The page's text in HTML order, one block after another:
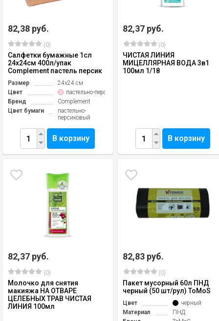
82,38 руб.
(0)
Салфетки бумажные 1сл
24х24см 400л/упак
Complement пастель персик
Размер
24х24 см
Цвет
пастельно-персиковый
Бренд
Complement
Цвет бумаги
пастельно-
персиковый
В корзину
82,37 руб.
(0)
ЧИСТАЯ ЛИНИЯ
МИЦЕЛЛЯРНАЯ ВОДА 3в1
100мл 1/18
В корзину
82,37 руб.
(0)
Молочко для снятия
макияжа НА ОТВАРЕ
ЦЕЛЕБНЫХ ТРАВ ЧИСТАЯ
ЛИНИЯ 100мл
82,83 руб.
(0)
Пакет мусорный 60л ПНД
черный (50 шт/рул) ToMoS
Цвет
черный
Материал
ПНД